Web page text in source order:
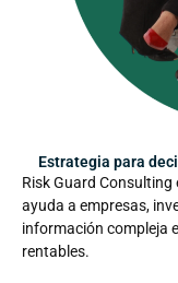
Estrategia para
Risk Guard
ayuda a empresas,
información compleja
rentables.